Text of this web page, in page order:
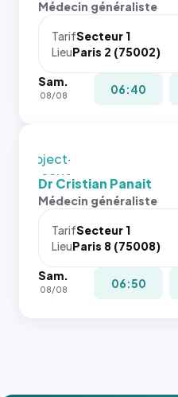
dans ce
cas. #}
Médecin généraliste
TarifSecteur 1
LieuParis 2 (75002)
Sam.
08/08 06:40
juste à
toutes les
puisque la
`object-
fit: cover`.
Sans ces
navigateur
pas la
place, et
Dr Cristian Panait
Médecin généraliste
TarifSecteur 1
LieuParis 8 (75008)
Sam.
08/08 06:50